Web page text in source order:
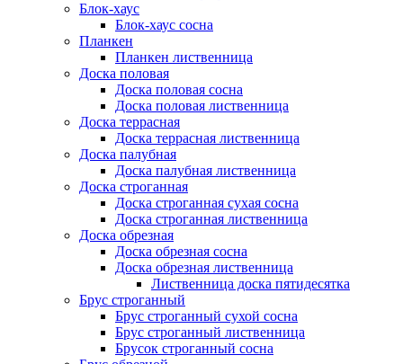
Блок-хаус
Блок-хаус сосна
Планкен
Планкен лиственница
Доска половая
Доска половая сосна
Доска половая лиственница
Доска террасная
Доска террасная лиственница
Доска палубная
Доска палубная лиственница
Доска строганная
Доска строганная сухая сосна
Доска строганная лиственница
Доска обрезная
Доска обрезная сосна
Доска обрезная лиственница
Лиственница доска пятидесятка
Брус строганный
Брус строганный сухой сосна
Брус строганный лиственница
Брусок строганный сосна